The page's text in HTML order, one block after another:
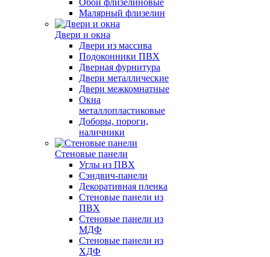
Обои флизелиновые
Малярный флизелин
Двери и окна
Двери из массива
Подоконники ПВХ
Дверная фурнитура
Двери металлические
Двери межкомнатные
Окна
металлопластиковые
Доборы, пороги,
наличники
Стеновые панели
Углы из ПВХ
Сэндвич-панели
Декоративная пленка
Стеновые панели из
ПВХ
Стеновые панели из
МДФ
Стеновые панели из
ХДФ